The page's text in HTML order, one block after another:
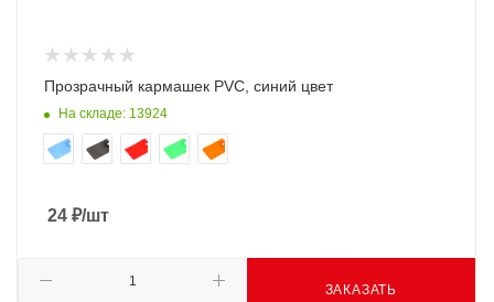
Прозрачный кармашек PVC, синий цвет
На складе: 13924
24 ₽/шт
ЗАКАЗАТЬ